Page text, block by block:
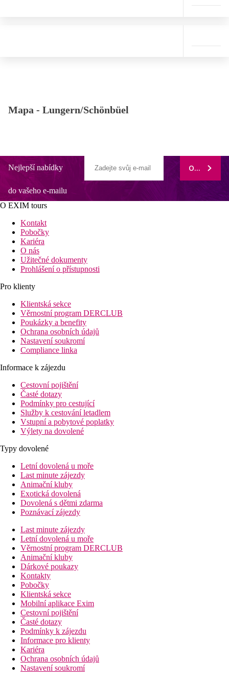
Mapa - Lungern/Schönbüel
Nejlepší nabídky
do vašeho e-mailu
ODEBÍRAT
O EXIM tours
Kontakt
Pobočky
Kariéra
O nás
Užitečné dokumenty
Prohlášení o přístupnosti
Pro klienty
Klientská sekce
Věrnostní program DERCLUB
Poukázky a benefity
Ochrana osobních údajů
Nastavení soukromí
Compliance linka
Informace k zájezdu
Cestovní pojištění
Časté dotazy
Podmínky pro cestující
Služby k cestování letadlem
Vstupní a pobytové poplatky
Výlety na dovolené
Typy dovolené
Letní dovolená u moře
Last minute zájezdy
Animační kluby
Exotická dovolená
Dovolená s dětmi zdarma
Poznávací zájezdy
Last minute zájezdy
Letní dovolená u moře
Věrnostní program DERCLUB
Animační kluby
Dárkové poukazy
Kontakty
Pobočky
Klientská sekce
Mobilní aplikace Exim
Cestovní pojištění
Časté dotazy
Podmínky k zájezdu
Informace pro klienty
Kariéra
Ochrana osobních údajů
Nastavení soukromí